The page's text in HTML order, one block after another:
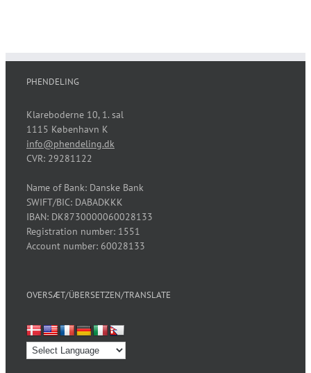
PHENDELING
Klareboderne 10, 1. sal
1115 København K
info@phendeling.dk
CVR: 29281122
Name of Bank: Danske Bank
SWIFT/BIC: DABADKKK
IBAN: DK8730000060028133
Registration number: 1551
Account number: 60028133
OVERSÆT/ÜBERSETZEN/TRANSLATE